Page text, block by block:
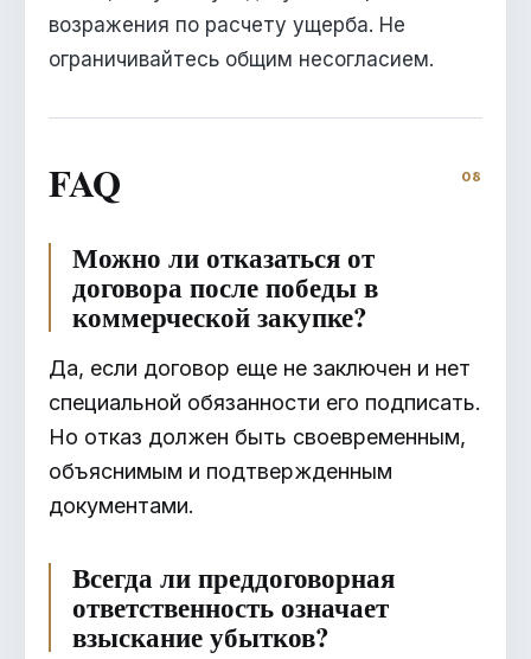
возражения по расчету ущерба. Не
ограничивайтесь общим несогласием.
FAQ
Можно ли отказаться от
договора после победы в
коммерческой закупке?
Да, если договор еще не заключен и нет
специальной обязанности его подписать.
Но отказ должен быть своевременным,
объяснимым и подтвержденным
документами.
Всегда ли преддоговорная
ответственность означает
взыскание убытков?